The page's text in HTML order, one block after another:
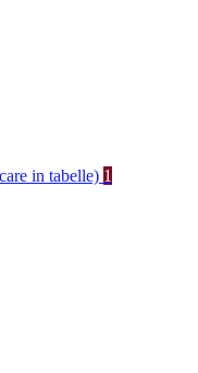
in tabelle) 1